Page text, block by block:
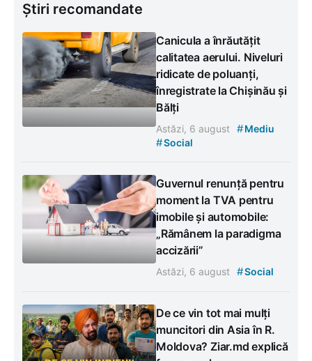
Știri recomandate
Canicula a înrăutățit
calitatea aerului. Niveluri
ridicate de poluanți,
înregistrate la Chișinău și
Bălți
Astăzi, 6 august #Mediu
#Social
Guvernul renunță pentru
moment la TVA pentru
imobile și automobile:
„Rămânem la paradigma
accizării”
Astăzi, 6 august #Social
De ce vin tot mai mulți
muncitori din Asia în R.
Moldova? Ziar.md explică